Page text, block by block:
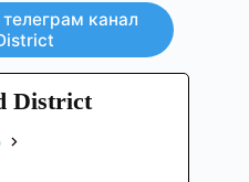
канал
District